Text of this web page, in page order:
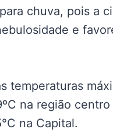
chuva, pois a
e
temperaturas
na região
na Capital.